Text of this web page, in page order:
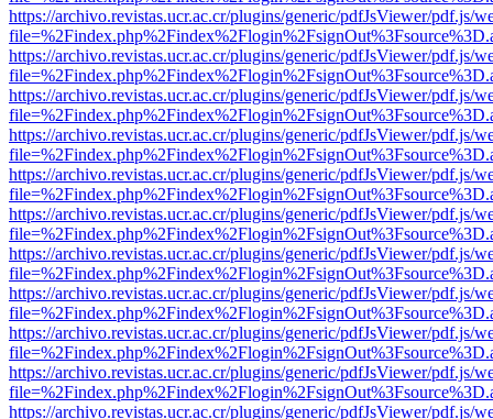
https://archivo.revistas.ucr.ac.cr/plugins/generic/pdfJsViewer/pdf.js/
https://archivo.revistas.ucr.ac.cr/plugins/generic/pdfJsViewer/pdf.js/
https://archivo.revistas.ucr.ac.cr/plugins/generic/pdfJsViewer/pdf.js/
https://archivo.revistas.ucr.ac.cr/plugins/generic/pdfJsViewer/pdf.js/
https://archivo.revistas.ucr.ac.cr/plugins/generic/pdfJsViewer/pdf.js/
https://archivo.revistas.ucr.ac.cr/plugins/generic/pdfJsViewer/pdf.js/
https://archivo.revistas.ucr.ac.cr/plugins/generic/pdfJsViewer/pdf.js/
https://archivo.revistas.ucr.ac.cr/plugins/generic/pdfJsViewer/pdf.js/
https://archivo.revistas.ucr.ac.cr/plugins/generic/pdfJsViewer/pdf.js/
https://archivo.revistas.ucr.ac.cr/plugins/generic/pdfJsViewer/pdf.js/
https://archivo.revistas.ucr.ac.cr/plugins/generic/pdfJsViewer/pdf.js/